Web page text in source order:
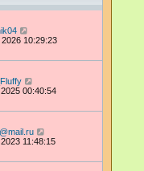
10:29:23
00:40:54
11:48:15